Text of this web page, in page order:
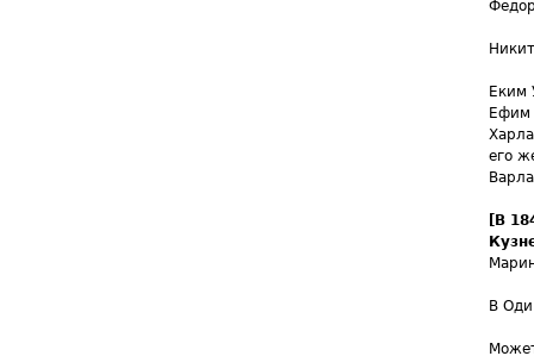
Еким
Ефим
его
[В
В